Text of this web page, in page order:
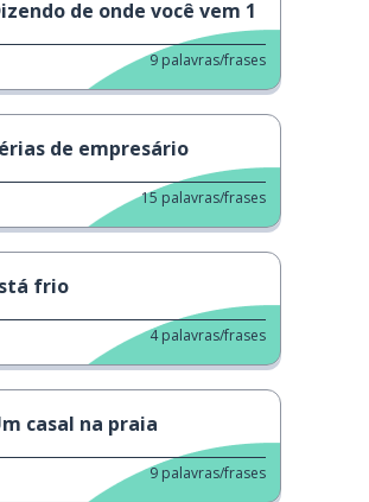
de onde você vem 1
9 palavras/frases
de empresário
15 palavras/frases
frio
4 palavras/frases
casal na praia
9 palavras/frases